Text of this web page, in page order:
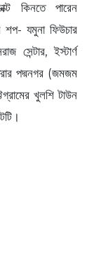
কিনতে পারেন
যমুনা ফিউচার
সেন্টার, ইস্টার্ণ
পদ্মনগর (জমজম
খুলশি টাউন